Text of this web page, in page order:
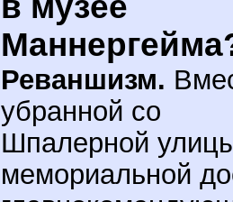
Реваншизм.
убранной со
Шпалерной
мемориальной